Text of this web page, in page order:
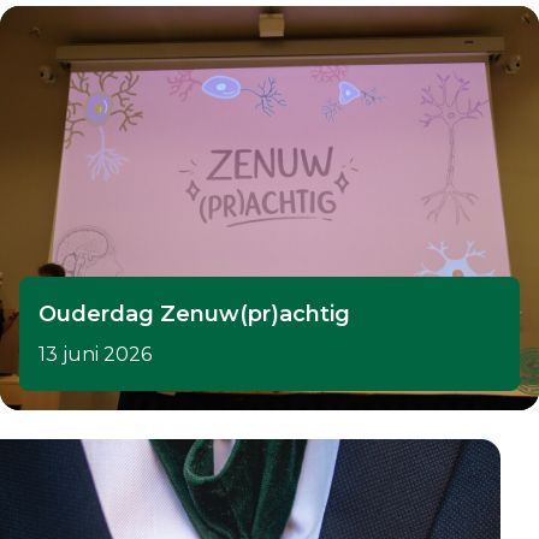
Ouderdag Zenuw(pr)achtig
13 juni 2026